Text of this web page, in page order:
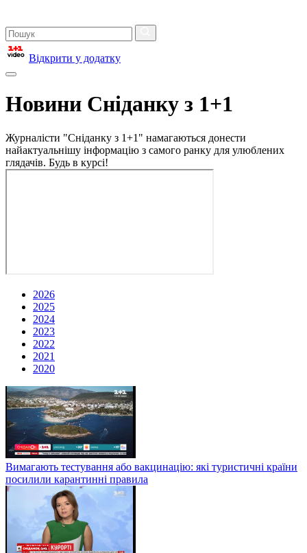
Відкрити у додатку
Новини Сніданку з 1+1
Журналісти "Сніданку з 1+1" намагаються донести
найактуальнішу інформацію з самого ранку для улюблених
глядачів. Будь в курсі!
2026
2025
2024
2023
2022
2021
2020
Вимагають тестування або вакцинацію: які туристичні країни
посилили карантинні правила